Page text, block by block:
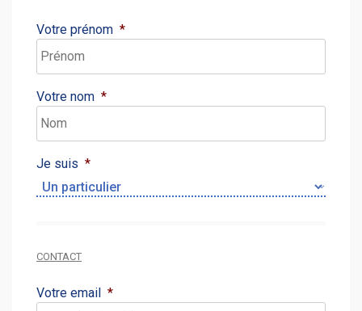
Votre prénom *
Votre nom *
Je suis *
CONTACT
Votre email *